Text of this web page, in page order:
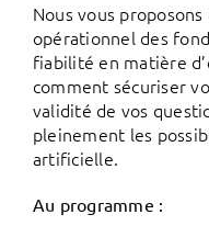
Nous vous
opérationnel des
fiabilité en matière
comment sécuriser
validité de vos
pleinement les
artificielle.
Au programme :